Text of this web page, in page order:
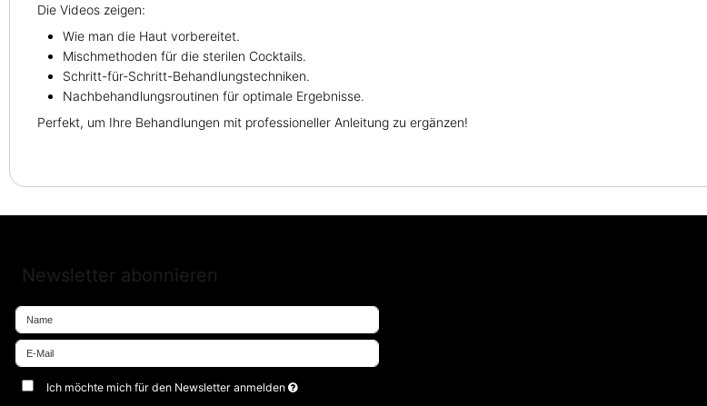
Die Videos zeigen:
Wie man die Haut vorbereitet.
Mischmethoden für die sterilen Cocktails.
Schritt-für-Schritt-Behandlungstechniken.
Nachbehandlungsroutinen für optimale Ergebnisse.
Perfekt, um Ihre Behandlungen mit professioneller Anleitung zu ergänzen!
Newsletter abonnieren
Ich möchte mich für den Newsletter anmelden